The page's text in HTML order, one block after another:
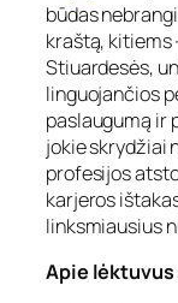
būdas
kraštą, kitiems
Stiuardesės,
linguojančios
paslaugumą ir
jokie skrydžiai
profesijos
karjeros
linksmiausius
Apie